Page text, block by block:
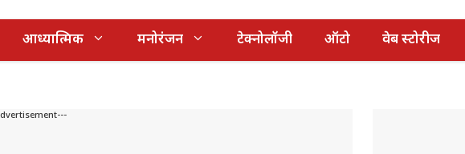
आध्यात्मिक मनोरंजन टेक्नोलॉजी ऑटो वेब स्टोरीज